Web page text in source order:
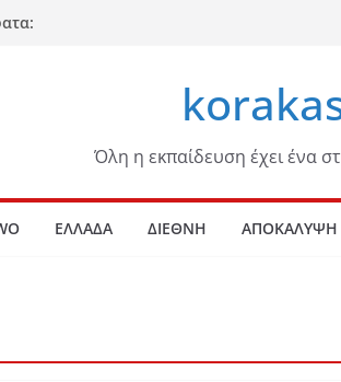
Όλη η εκπαίδευση έχει ένα
ΕΛΛΑΔΑ ΔΙΕΘΝΗ ΑΠΟΚΑΛΥΨΗ